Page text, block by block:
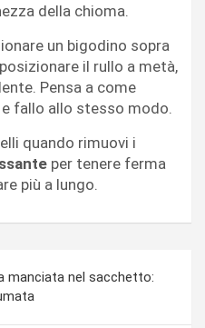
della chioma.
un bigodino sopra
il rullo a metà,
Pensa a come
fallo allo stesso modo.
quando rimuovi i
per tenere ferma
più a lungo.
manciata nel sacchetto: